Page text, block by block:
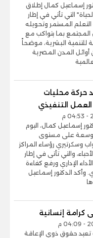
إسماعيل كمال إطلاق
التي تأتي في إطار
المستمر وتحويله
بما يتواكب مع
للتنمية البشرية، موضحاً
أوائل المدن المصرية
حركة محليات
التنفيذي
إسماعيل كمال، اليوم
موسعة على مستوى
وسكرتيري رؤساء المراكز
والتي تأتى في إطار
الإداري ورفع كفاءة
وأكد الدكتور إسماعيل
كرامة إنسانية
تعيد حقوق ذوي الإعاقة